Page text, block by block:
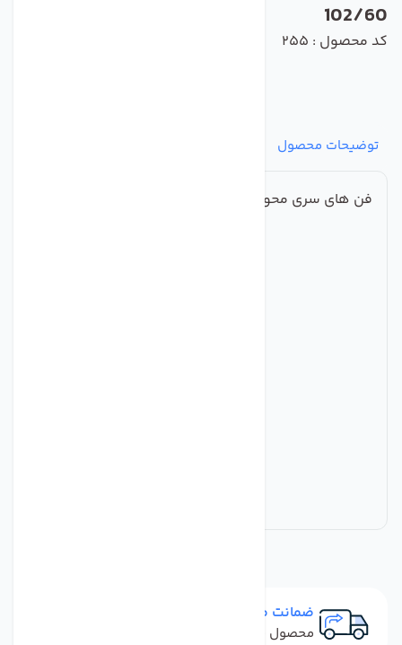
102/60
کد محصول : 255
توضیحات محصول
فن های سری محوری فولادی
ضمانت مرجوعی
محصول نباید آسیب دیده باشد